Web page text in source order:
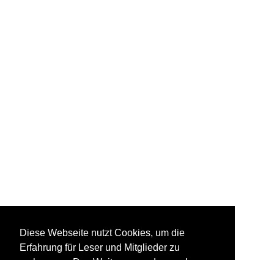
Diese Webseite nutzt Cookies, um die
Erfahrung für Leser und Mitglieder zu